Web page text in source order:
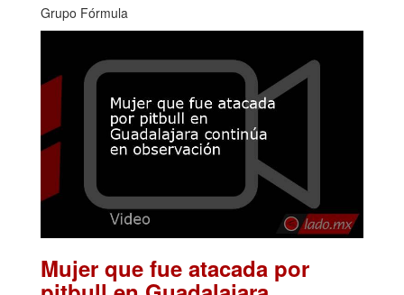
Grupo Fórmula
Mujer que fue atacada por